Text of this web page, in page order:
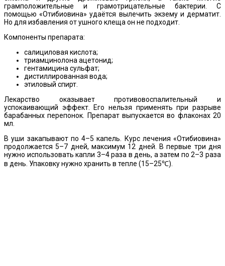
грамположительные и грамотрицательные бактерии. С
помощью «Отибиовина» удаётся вылечить экзему и дерматит.
Но для избавления от ушного клеща он не подходит.
Компоненты препарата:
салициловая кислота;
триамцинолона ацетонид;
гентамицина сульфат;
дистиллированная вода;
этиловый спирт.
Лекарство оказывает противовоспалительный и
успокаивающий эффект. Его нельзя применять при разрыве
барабанных перепонок. Препарат выпускается во флаконах 20
мл.
В уши закапывают по 4–5 капель. Курс лечения «Отибиовина»
продолжается 5–7 дней, максимум 12 дней. В первые три дня
нужно использовать капли 3–4 раза в день, а затем по 2–3 раза
в день. Упаковку нужно хранить в тепле (15–25℃).